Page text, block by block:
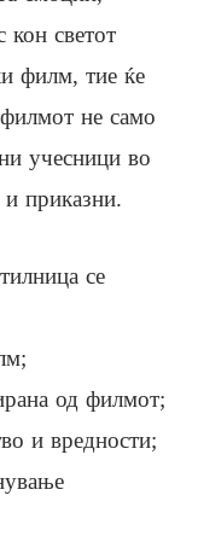
кон светот
филм, тие ќе
не само
учесници во
приказни.
се
од филмот;
и вредности;